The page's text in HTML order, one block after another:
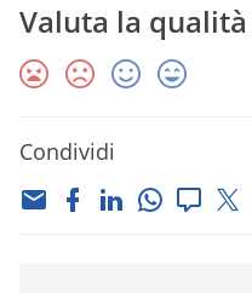
Valuta la
Condividi